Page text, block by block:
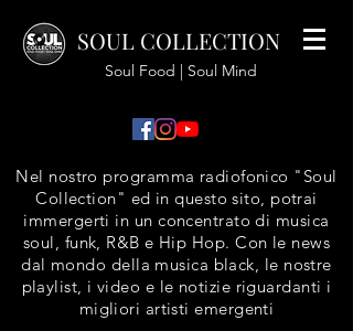
SOUL COLLECTION
Soul Food | Soul Mind
Nel nostro programma radiofonico "Soul
Collection" ed in questo sito, potrai
immergerti in un concentrato di musica
soul, funk, R&B e Hip Hop. Con le news
dal mondo della musica black, le nostre
playlist, i video e le notizie riguardanti i
migliori artisti emergenti